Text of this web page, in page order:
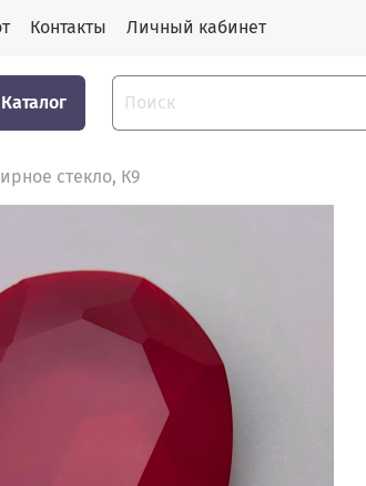
Контакты Личный кабинет
Каталог
стекло, К9